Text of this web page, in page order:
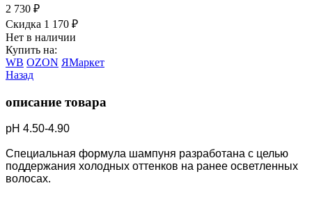
2 730 ₽
Скидка 1 170 ₽
Нет в наличии
Купить на:
WB OZON ЯМаркет
Назад
описание товара
pH 4.50-4.90
Специальная формула шампуня разработана с целью
поддержания холодных оттенков на ранее осветленных
волосах.